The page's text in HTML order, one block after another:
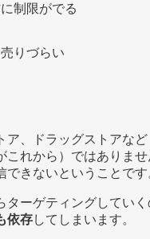
制限がでる
りづらい
、ドラッグストアな
これから）ではありま
きないということです
ーゲティングしてい
依存してしまいます。